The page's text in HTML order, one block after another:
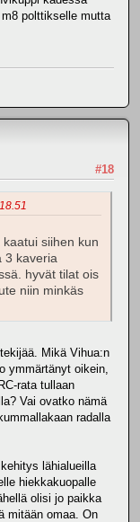
polttikselle mutta
#18
siihen kun
3 kaveria
hyvät tilat ois
niin minkäs
Mikä Vihua:n
ymmärtänyt oikein,
rata tullaan
Vai ovatko nämä
radalla
lähialueilla
hiekkakuopalle
olisi jo paikka
mitään omaa. On